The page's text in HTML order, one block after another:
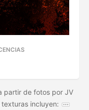
partir de fotos por JV
incluyen: